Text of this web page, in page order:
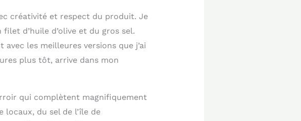
créativité et respect du produit. Je
d’huile d’olive et du gros sel.
les meilleures versions que j’ai
plus tôt, arrive dans mon
qui complètent magnifiquement
locaux, du sel de l’île de